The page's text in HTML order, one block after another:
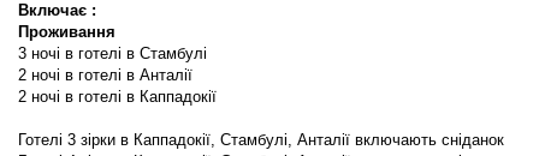
Включає :
Проживання
3 ночі в готелі в Стамбулі
2 ночі в готелі в Анталії
2 ночі в готелі в Каппадокії
Готелі 3 зірки в Каппадокії, Стамбулі, Анталії включають сніданок